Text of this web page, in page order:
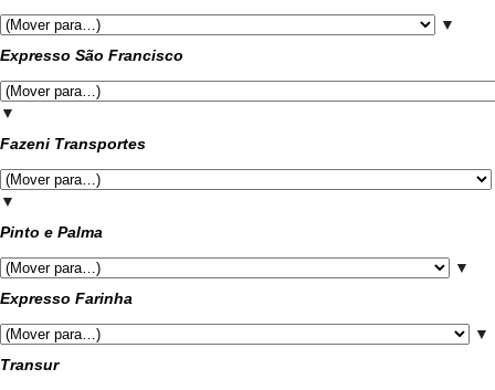
▼
Expresso São Francisco
▼
Fazeni Transportes
▼
Pinto e Palma
▼
Expresso Farinha
▼
Transur